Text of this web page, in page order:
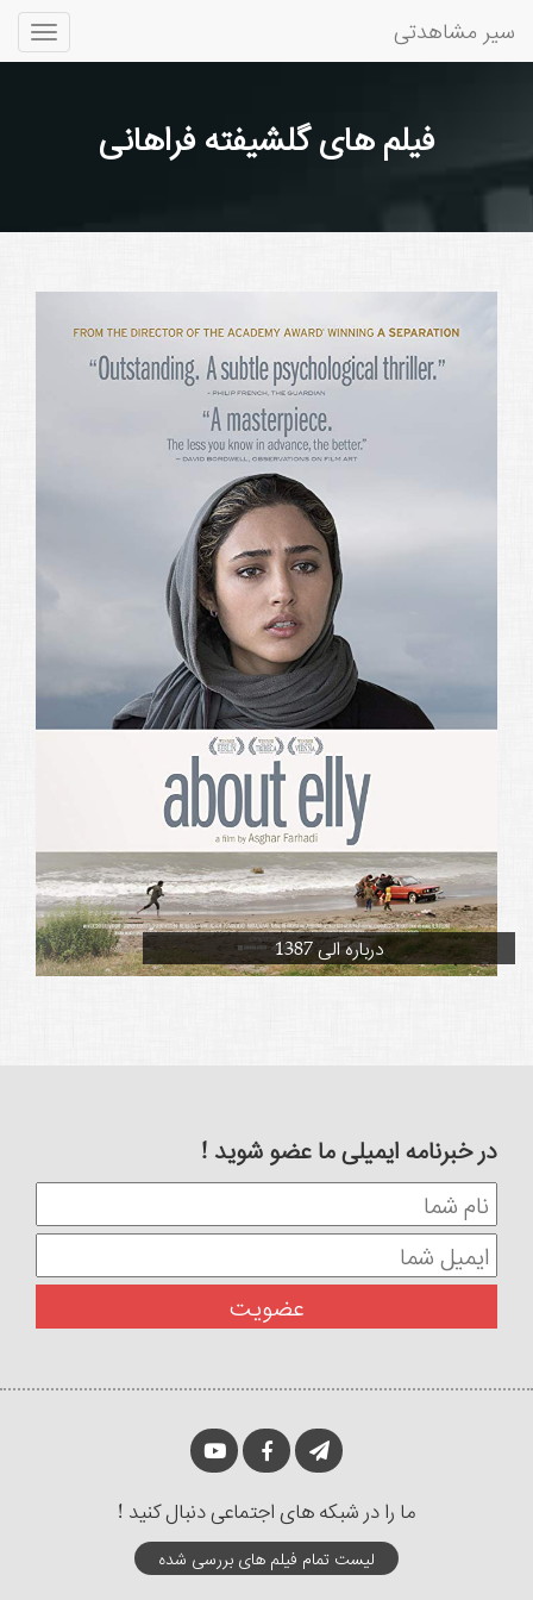
سیر مشاهدتی
فیلم های گلشیفته فراهانی
درباره الی 1387
در خبرنامه ایمیلی ما عضو شوید !
ما را در شبکه های اجتماعی دنبال کنید !
لیست تمام فیلم های بررسی شده